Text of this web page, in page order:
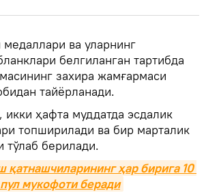
ва уларнинг
белгиланган тартибда
захира жамғармаси
тайёрланади.
ҳафта муддатда эсдалик
топширилади ва бир марталик
тўлаб берилади.
қатнашчиларининг ҳар бирига 10
мукофоти беради